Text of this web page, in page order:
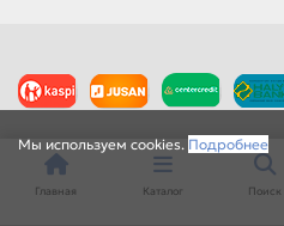
Мы используем cookies. Подробнее
Главная Каталог Поиск